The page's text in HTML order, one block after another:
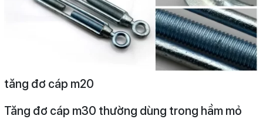
tăng đơ cáp m20
Tăng đơ cáp m30 thường dùng trong hầm mỏ